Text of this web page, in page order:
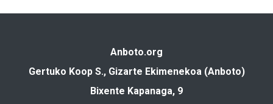
Anboto.org
Gertuko Koop S., Gizarte Ekimenekoa (Anboto)
Bixente Kapanaga, 9